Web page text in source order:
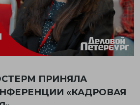
ПРИНЯЛА
«КАДРОВАЯ